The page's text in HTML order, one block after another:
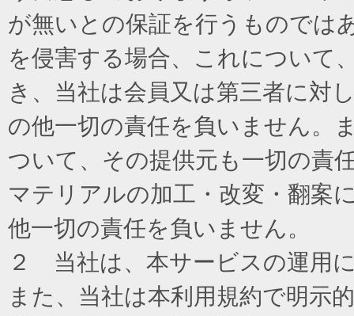
が無いとの保証を行うものでは
を侵害する場合、これについて
き、当社は会員又は第三者に対
の他一切の責任を負いません。
ついて、その提供元も一切の責
マテリアルの加工・改変・翻案
他一切の責任を負いません。
２ 当社は、本サービスの運用
また、当社は本利用規約で明示